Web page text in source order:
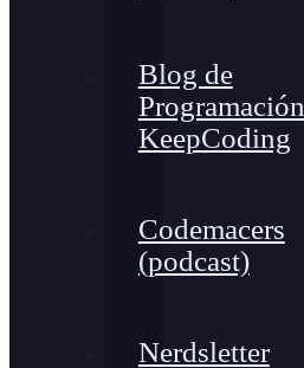
Blog de
Programación
KeepCoding
Codemacers
(podcast)
Nerdsletter